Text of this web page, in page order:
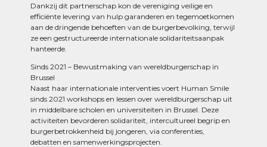
Dankzij dit partnerschap kon de vereniging veilige en
efficiënte levering van hulp garanderen en tegemoetkomen
aan de dringende behoeften van de burgerbevolking, terwijl
ze een gestructureerde internationale solidariteitsaanpak
hanteerde.
Sinds 2021 – Bewustmaking van wereldburgerschap in
Brussel
Naast haar internationale interventies voert Human Smile
sinds 2021 workshops en lessen over wereldburgerschap uit
in middelbare scholen en universiteiten in Brussel. Deze
activiteiten bevorderen solidariteit, intercultureel begrip en
burgerbetrokkenheid bij jongeren, via conferenties,
debatten en samenwerkingsprojecten.